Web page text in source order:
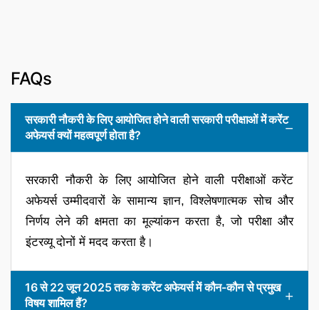
FAQs
सरकारी नौकरी के लिए आयोजित होने वाली सरकारी परीक्षाओं में करेंट
अफेयर्स क्यों महत्वपूर्ण होता है?
सरकारी नौकरी के लिए आयोजित होने वाली परीक्षाओं करेंट
अफेयर्स उम्मीदवारों के सामान्य ज्ञान, विश्लेषणात्मक सोच और
निर्णय लेने की क्षमता का मूल्यांकन करता है, जो परीक्षा और
इंटरव्यू दोनों में मदद करता है।
16 से 22 जून 2025 तक के करेंट अफेयर्स में कौन-कौन से प्रमुख
विषय शामिल हैं?